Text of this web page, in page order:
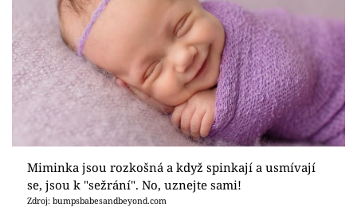
Virály
Sex a vztahy
Videa
Sledujte prima+
Přihlášení
Miminka jsou rozkošná a když spinkají a usmívají
se, jsou k "sežrání". No, uznejte sami!
Zdroj: bumpsbabesandbeyond.com